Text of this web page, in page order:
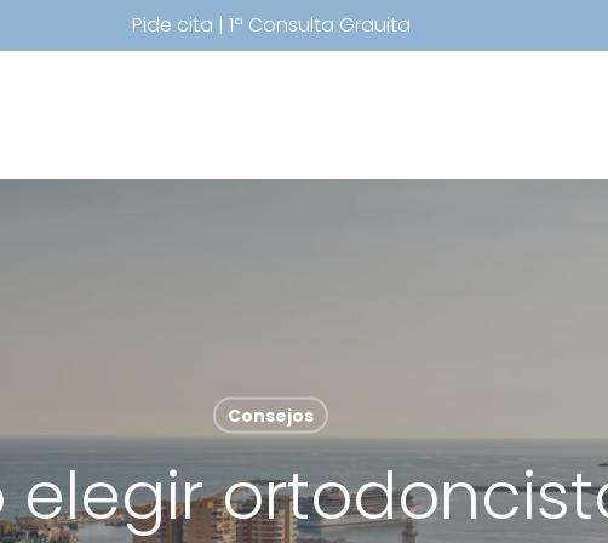
Pide cita | 1ª Consulta Grauita
Consejos
elegir